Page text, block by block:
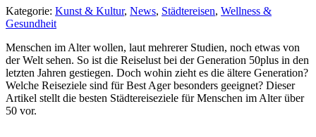
Kategorie: Kunst & Kultur, News, Städtereisen, Wellness &
Gesundheit
Menschen im Alter wollen, laut mehrerer Studien, noch etwas von
der Welt sehen. So ist die Reiselust bei der Generation 50plus in den
letzten Jahren gestiegen. Doch wohin zieht es die ältere Generation?
Welche Reiseziele sind für Best Ager besonders geeignet? Dieser
Artikel stellt die besten Städtereiseziele für Menschen im Alter über
50 vor.